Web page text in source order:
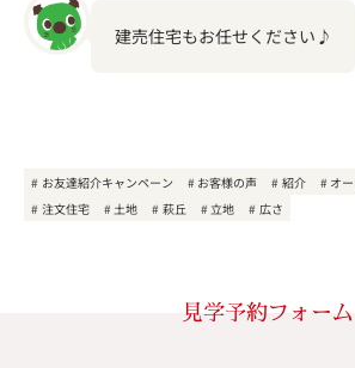
建売住宅もお任せください♪
お友達紹介キャンペーン お客様の声 紹介 オ
注文住宅
土地 萩丘 立地 広さ
見学予約フォーム